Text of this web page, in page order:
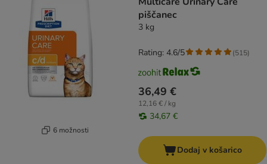
6 možnosti
piščanec
3 kg
36,49 €
12,16 € / kg
34,67 €
Rating: 4.6/5 (515)
Dodaj v košarico